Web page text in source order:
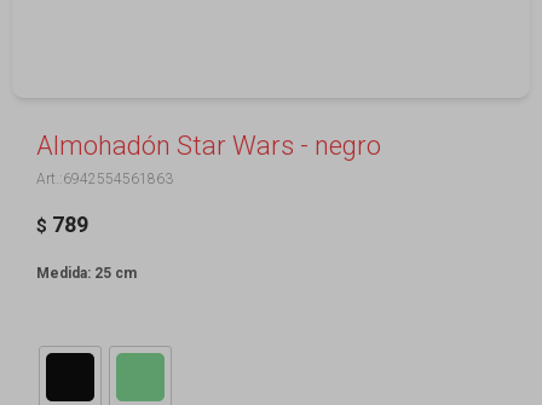
Almohadón Star Wars - negro
6942554561863
$ 789
Medida: 25 cm